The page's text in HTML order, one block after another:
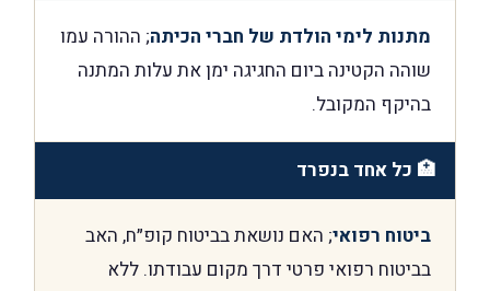
מתנות לימי הולדת של חברי הכיתה; ההורה עמו
שוהה הקטינה ביום החגיגה ימן את עלות המתנה
בהיקף המקובל.
🏥 כל אחד בנפרד
ביטוח רפואי; האם נושאת בביטוח קופ״ח, האב
בביטוח רפואי פרטי דרך מקום עבודתו. ללא